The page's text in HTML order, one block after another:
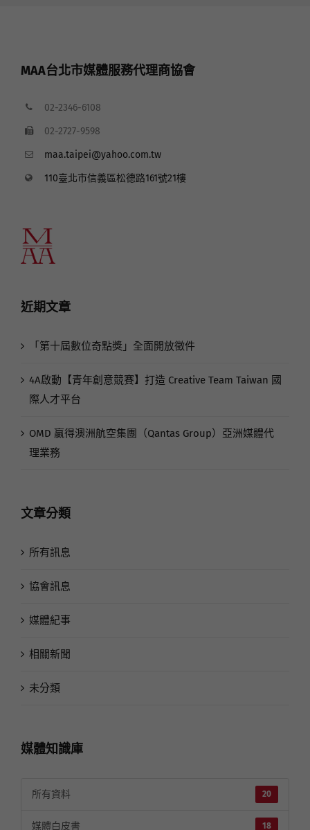
MAA台北市媒體服務代理商協會
02-2346-6108
02-2727-9598
maa.taipei@yahoo.com.tw
110臺北市信義區松德路161號21樓
近期文章
「第十屆數位奇點獎」全面開放徵件
4A啟動【青年創意競賽】打造 Creative Team Taiwan 國
際人才平台
OMD 贏得澳洲航空集團（Qantas Group）亞洲媒體代
理業務
文章分類
所有訊息
協會訊息
媒體紀事
相關新聞
未分類
媒體知識庫
20
所有資料
18
媒體白皮書